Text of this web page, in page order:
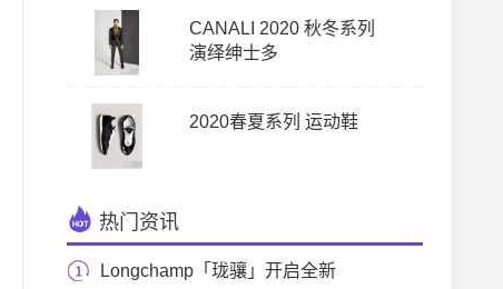
CANALI 2020 秋冬系列
演绎绅士多
2020春夏系列 运动鞋
热门资讯
Longchamp「珑骧」开启全新